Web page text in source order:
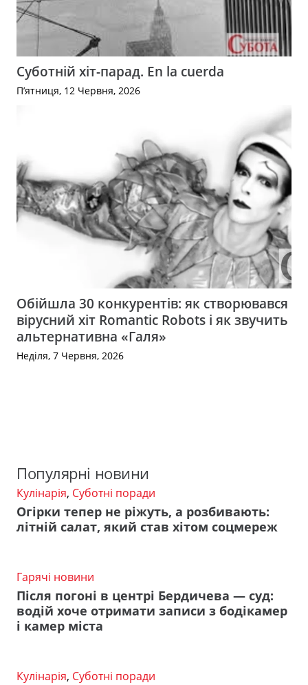
Суботній хіт-парад. En la cuerda
П’ятниця, 12 Червня, 2026
Обійшла 30 конкурентів: як створювався
вірусний хіт Romantic Robots і як звучить
альтернативна «Галя»
Неділя, 7 Червня, 2026
Популярні новини
Кулінарія, Суботні поради
Огірки тепер не ріжуть, а розбивають:
літній салат, який став хітом соцмереж
Гарячі новини
Після погоні в центрі Бердичева — суд:
водій хоче отримати записи з бодікамер
і камер міста
Кулінарія, Суботні поради